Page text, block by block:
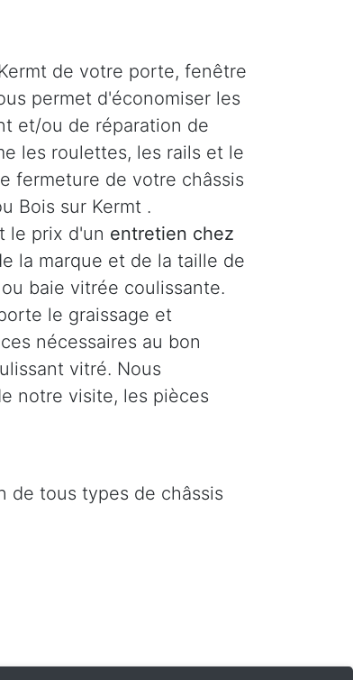
de votre porte, fenêtre
permet d'économiser les
et/ou de réparation de
les roulettes, les rails et le
fermeture de votre châssis
Bois sur Kermt .
le prix d'un entretien chez
la marque et de la taille de
baie vitrée coulissante.
le graissage et
nécessaires au bon
vitré. Nous
notre visite, les pièces
de tous types de châssis